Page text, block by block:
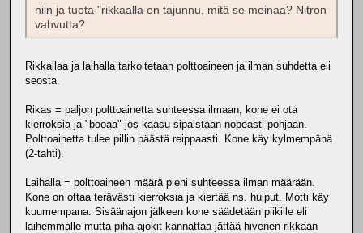
niin ja tuota "rikkaalla en tajunnu, mitä se meinaa? Nitron
vahvutta?
Rikkallaa ja laihalla tarkoitetaan polttoaineen ja ilman suhdetta eli
seosta.
Rikas = paljon polttoainetta suhteessa ilmaan, kone ei ota
kierroksia ja "booaa" jos kaasu sipaistaan nopeasti pohjaan.
Polttoainetta tulee pillin päästä reippaasti. Kone käy kylmempänä
(2-tahti).
Laihalla = polttoaineen määrä pieni suhteessa ilman määrään.
Kone on ottaa terävästi kierroksia ja kiertää ns. huiput. Motti käy
kuumempana. Sisäänajon jälkeen kone säädetään piikille eli
laihemmalle mutta piha-ajokit kannattaa jättää hivenen rikkaan